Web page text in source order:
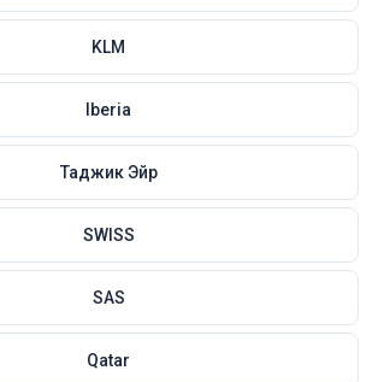
KLM
Iberia
Таджик Эйр
SWISS
SAS
Qatar